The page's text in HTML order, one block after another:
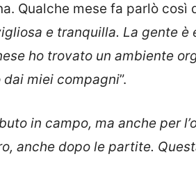
Qualche mese fa parlò così
e tranquilla. La gente è
ho trovato un ambiente
dai miei compagni”.
in campo, ma anche per
anche dopo le partite.